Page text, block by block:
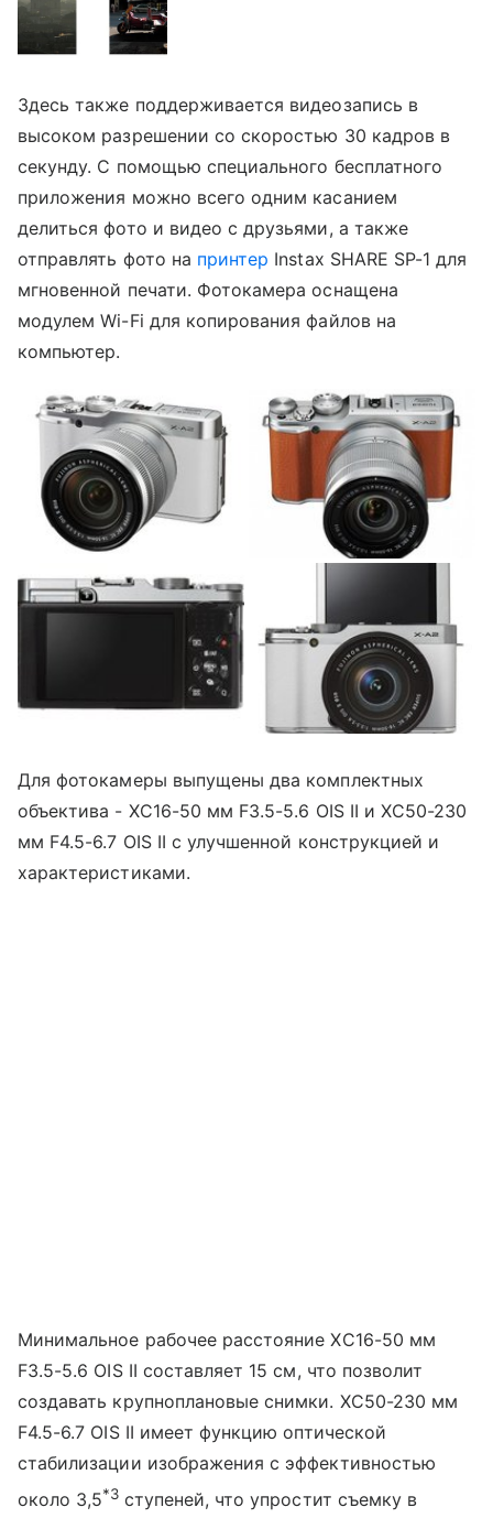
Здесь также поддерживается видеозапись в
высоком разрешении со скоростью 30 кадров в
секунду. С помощью специального бесплатного
приложения можно всего одним касанием
делиться фото и видео с друзьями, а также
отправлять фото на принтер Instax SHARE SP-1 для
мгновенной печати. Фотокамера оснащена
модулем Wi-Fi для копирования файлов на
компьютер.
Для фотокамеры выпущены два комплектных
объектива - XC16-50 мм F3.5-5.6 OIS II и XC50-230
мм F4.5-6.7 OIS II с улучшенной конструкцией и
характеристиками.
Минимальное рабочее расстояние XC16-50 мм
F3.5-5.6 OIS II составляет 15 см, что позволит
создавать крупноплановые снимки. XC50-230 мм
F4.5-6.7 OIS II имеет функцию оптической
стабилизации изображения с эффективностью
около 3,5*3 ступеней, что упростит съемку в